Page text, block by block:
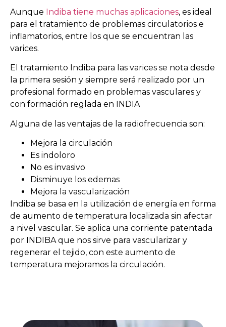
Aunque Indiba tiene muchas aplicaciones, es ideal
para el tratamiento de problemas circulatorios e
inflamatorios, entre los que se encuentran las
varices.
El tratamiento Indiba para las varices se nota desde
la primera sesión y siempre será realizado por un
profesional formado en problemas vasculares y
con formación reglada en INDIA
Alguna de las ventajas de la radiofrecuencia son:
Mejora la circulación
Es indoloro
No es invasivo
Disminuye los edemas
Mejora la vascularización
Indiba se basa en la utilización de energía en forma
de aumento de temperatura localizada sin afectar
a nivel vascular. Se aplica una corriente patentada
por INDIBA que nos sirve para vascularizar y
regenerar el tejido, con este aumento de
temperatura mejoramos la circulación.